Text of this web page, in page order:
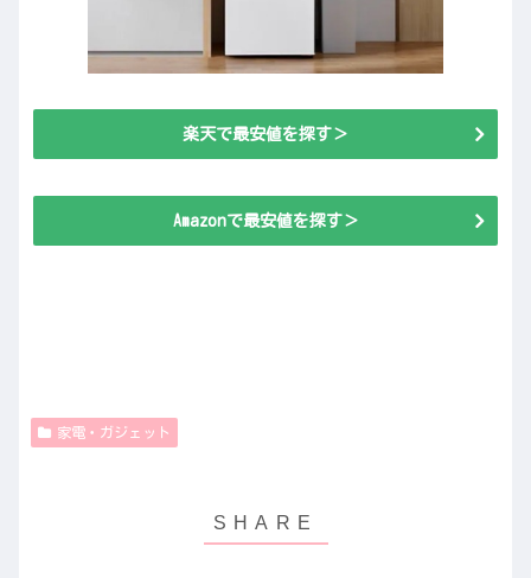
楽天で最安値を探す＞
Amazonで最安値を探す＞
家電・ガジェット